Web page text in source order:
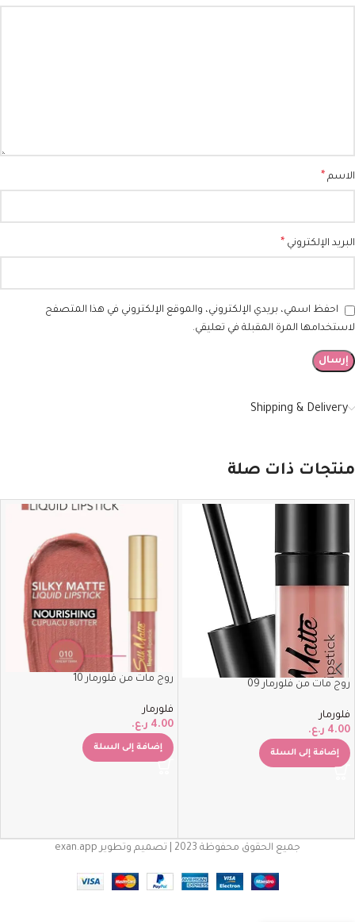
الاسم *
البريد الإلكتروني *
احفظ اسمي، بريدي الإلكتروني، والموقع الإلكتروني في هذا المتصفح
لاستخدامها المرة المقبلة في تعليقي.
Shipping & Delivery
منتجات ذات صلة
روج مات من فلورمار 09
فلورمار
4.00 ر.ع.
إضافة إلى السلة
روج مات من فلورمار 10
فلورمار
4.00 ر.ع.
إضافة إلى السلة
جميع الحقوق محفوظة 2023 | تصميم وتطوير exan.app